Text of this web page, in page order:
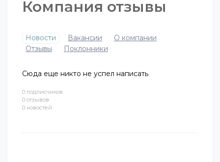
0 подписчиков
0 отзывов
0 новостей
Компания отзывы
Новости Вакансии
О компании
Отзывы
Поклонники
Сюда еще никто не успел написать